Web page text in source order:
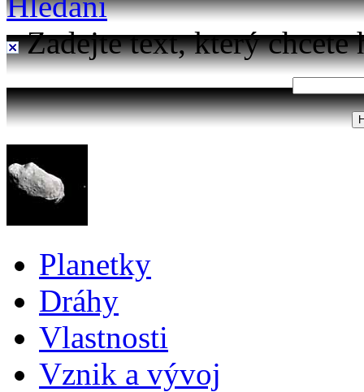
Zadejte text, který chcete
Planetky
Dráhy
Vlastnosti
Vznik a vývoj